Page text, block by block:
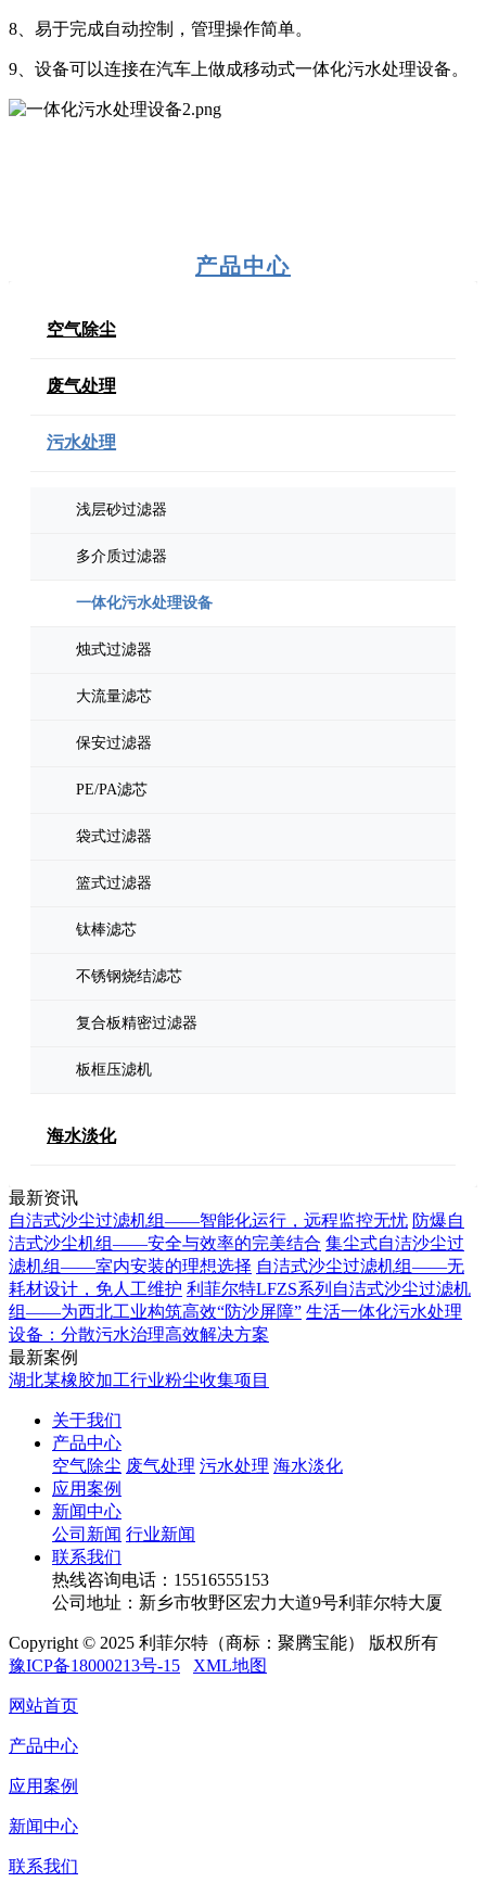
8、易于完成自动控制，管理操作简单。
9、设备可以连接在汽车上做成移动式一体化污水处理设备。
产品中心
空气除尘
废气处理
污水处理
浅层砂过滤器
多介质过滤器
一体化污水处理设备
烛式过滤器
大流量滤芯
保安过滤器
PE/PA滤芯
袋式过滤器
篮式过滤器
钛棒滤芯
不锈钢烧结滤芯
复合板精密过滤器
板框压滤机
海水淡化
最新资讯
自洁式沙尘过滤机组——智能化运行，远程监控无忧 防爆自
洁式沙尘机组——安全与效率的完美结合 集尘式自洁沙尘过
滤机组——室内安装的理想选择 自洁式沙尘过滤机组——无
耗材设计，免人工维护 利菲尔特LFZS系列自洁式沙尘过滤机
组——为西北工业构筑高效“防沙屏障” 生活一体化污水处理
设备：分散污水治理高效解决方案
最新案例
湖北某橡胶加工行业粉尘收集项目
关于我们
产品中心
空气除尘 废气处理 污水处理 海水淡化
应用案例
新闻中心
公司新闻 行业新闻
联系我们
热线咨询电话： 15516555153
公司地址：新乡市牧野区宏力大道9号利菲尔特大厦
Copyright © 2025 利菲尔特（商标：聚腾宝能） 版权所有
豫ICP备18000213号-15
XML地图
网站首页
产品中心
应用案例
新闻中心
联系我们